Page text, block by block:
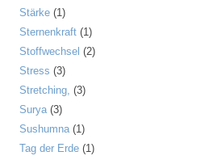
Stärke (1)
Sternenkraft (1)
Stoffwechsel (2)
Stress (3)
Stretching, (3)
Surya(3)
Sushumna(1)
Tag der Erde (1)